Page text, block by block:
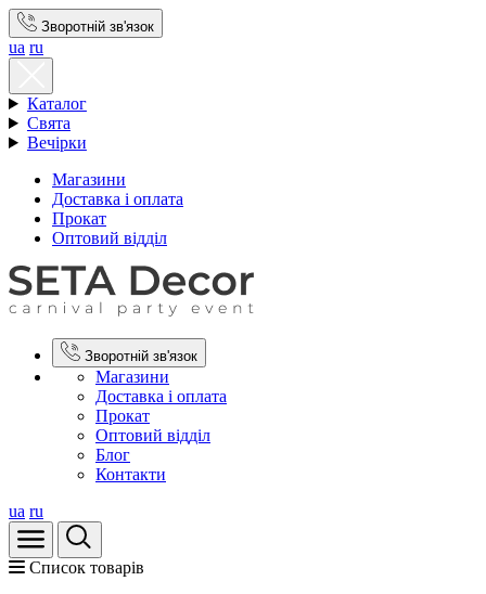
Зворотній зв'язок
ua ru
Каталог
Свята
Вечірки
Магазини
Доставка і оплата
Прокат
Оптовий відділ
Зворотній зв'язок
Магазини
Доставка і оплата
Прокат
Оптовий відділ
Блог
Контакти
ua ru
Список товарів